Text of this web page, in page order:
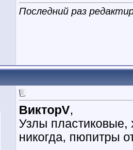
Последний раз
ВикторV,
Узлы пластиковые,
никогда, пюпитры